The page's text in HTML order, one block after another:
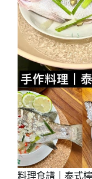
哩
雞，
零
敗
作
法
簡
單
~
泰
國
菜
就
愛
料理食譜｜泰式